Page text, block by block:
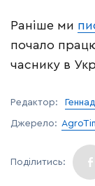
Раніше ми
почало
часнику в
Редактор:
Джерело: